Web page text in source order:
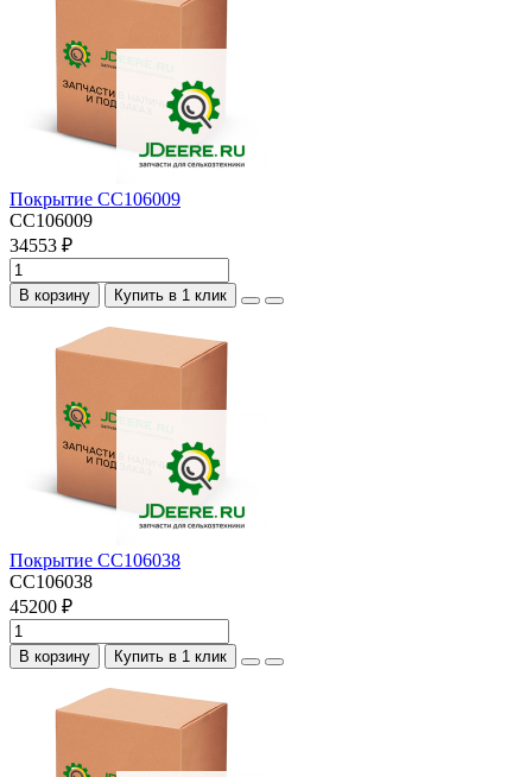
Покрытие CC106009
CC106009
34553 ₽
В корзину Купить в 1 клик
Покрытие CC106038
CC106038
45200 ₽
В корзину Купить в 1 клик